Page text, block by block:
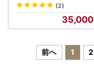
(2)
35,000
前へ 1 2